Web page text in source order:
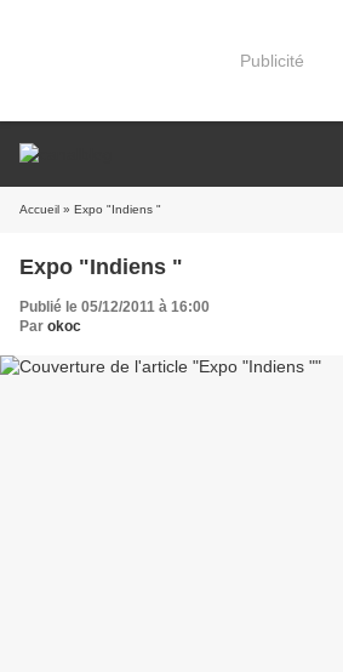
Publicité
Accueil » Expo "Indiens "
Expo "Indiens "
Publié le 05/12/2011 à 16:00
Par okoc